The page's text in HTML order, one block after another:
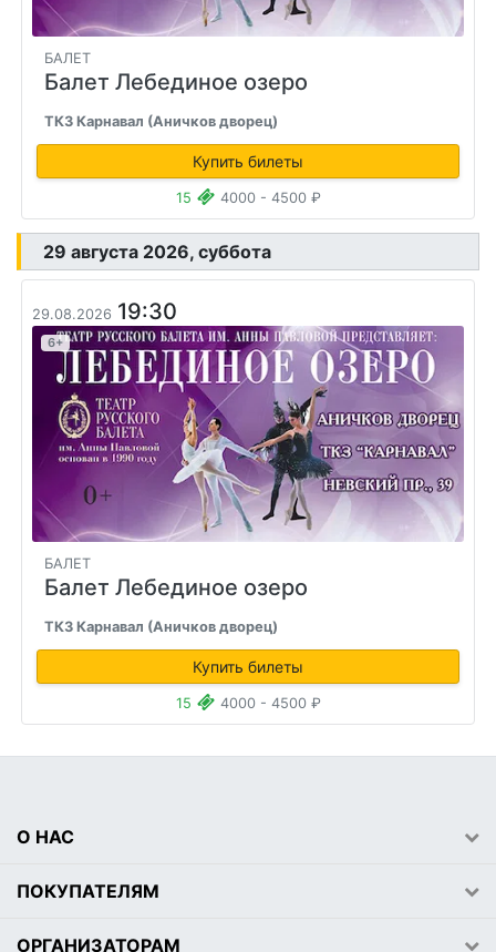
БАЛЕТ
Балет Лебединое озеро
ТКЗ Карнавал (Аничков дворец)
Купить билеты
15 4000 - 4500 ₽
29 августа 2026, суббота
29.08.2026 19:30
6+
БАЛЕТ
Балет Лебединое озеро
ТКЗ Карнавал (Аничков дворец)
Купить билеты
15 4000 - 4500 ₽
О НАС
ПОКУПАТЕЛЯМ
ОРГАНИЗАТОРАМ